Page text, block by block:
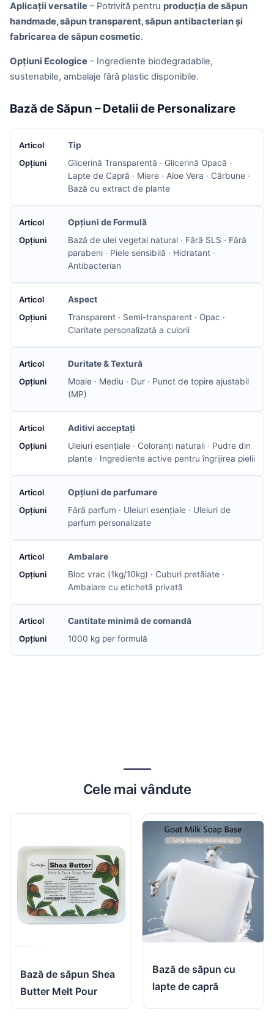
Aplicații versatile – Potrivită pentru producția de săpun
handmade, săpun transparent, săpun antibacterian și
fabricarea de săpun cosmetic.
Opțiuni Ecologice – Ingrediente biodegradabile,
sustenabile, ambalaje fără plastic disponibile.
Bază de Săpun – Detalii de Personalizare
Tip
Glicerină Transparentă · Glicerină Opacă ·
Lapte de Capră · Miere · Aloe Vera · Cărbune ·
Bază cu extract de plante
Opțiuni de Formulă
Bază de ulei vegetal natural · Fără SLS · Fără
parabeni · Piele sensibilă · Hidratant ·
Antibacterian
Aspect
Transparent · Semi-transparent · Opac ·
Claritate personalizată a culorii
Duritate & Textură
Moale · Mediu · Dur · Punct de topire ajustabil
(MP)
Aditivi acceptați
Uleiuri esențiale · Coloranți naturali · Pudre din
plante · Ingrediente active pentru îngrijirea pielii
Opțiuni de parfumare
Fără parfum · Uleiuri esențiale · Uleiuri de
parfum personalizate
Ambalare
Bloc vrac (1kg/10kg) · Cuburi pretăiate ·
Ambalare cu etichetă privată
Cantitate minimă de comandă
1000 kg per formulă
Cele mai vândute
Bază de săpun Shea
Butter Melt Pour
Bază de săpun cu
lapte de capră